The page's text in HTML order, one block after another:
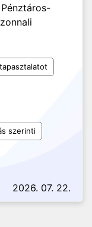
szerinti
2026. 07. 22.